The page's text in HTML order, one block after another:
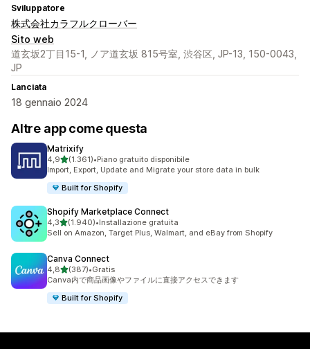
Sviluppatore
株式会社カラフルクローバー
Sito web
道玄坂2丁目15-1, ノア道玄坂 815号室, 渋谷区, JP-13, 150-0043,
JP
Lanciata
18 gennaio 2024
Altre app come questa
Matrixify
4,9stelle su 5
(1.361)
1361 recensioni totali
•Piano gratuito disponibile
Import, Export, Update and Migrate your store data in bulk
Built for Shopify
Shopify Marketplace Connect
4,3stelle su 5
(1.940)
1940 recensioni totali
•Installazione gratuita
Sell on Amazon, Target Plus, Walmart, and eBay from Shopify
Canva Connect
4,8stelle su 5
(387)
387 recensioni totali
•Gratis
Canva内で商品画像やファイルに直接アクセスできます
Built for Shopify